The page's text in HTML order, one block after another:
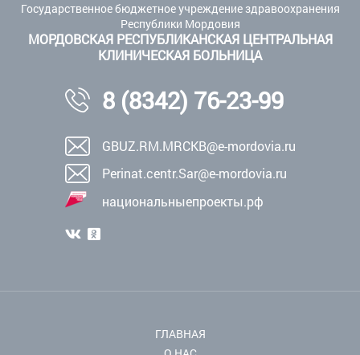
Государственное бюджетное учреждение здравоохранения
Республики Мордовия
МОРДОВСКАЯ РЕСПУБЛИКАНСКАЯ ЦЕНТРАЛЬНАЯ
КЛИНИЧЕСКАЯ БОЛЬНИЦА
8 (8342) 76-23-99
GBUZ.RM.MRCKB@e-mordovia.ru
Perinat.centr.Sar@e-mordovia.ru
национальныепроекты.рф
ГЛАВНАЯ